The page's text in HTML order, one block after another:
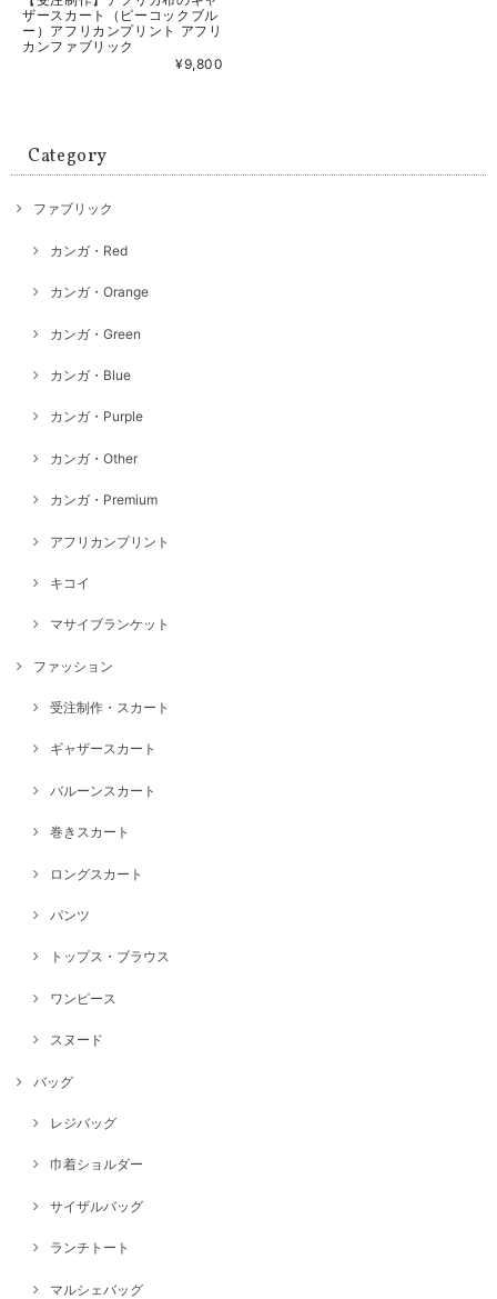
ザースカート（ピーコックブル
ー）アフリカンプリント アフリ
カンファブリック
¥9,800
Category
ファブリック
カンガ・Red
カンガ・Orange
カンガ・Green
カンガ・Blue
カンガ・Purple
カンガ・Other
カンガ・Premium
アフリカンプリント
キコイ
マサイブランケット
ファッション
受注制作・スカート
ギャザースカート
バルーンスカート
巻きスカート
ロングスカート
パンツ
トップス・ブラウス
ワンピース
スヌード
バッグ
レジバッグ
巾着ショルダー
サイザルバッグ
ランチトート
マルシェバッグ